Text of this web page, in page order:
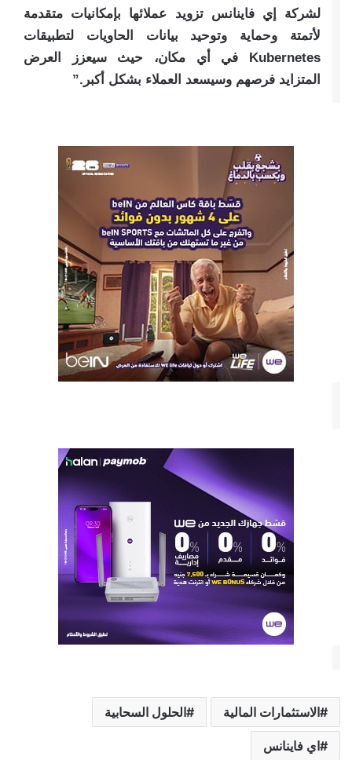
لشركة إي فاينانس تزويد عملائها بإمكانيات متقدمة
لأتمتة وحماية وتوحيد بيانات الحاويات لتطبيقات
Kubernetes في أي مكان، حيث سيعزز العرض
المتزايد فرصهم وسيسعد العملاء بشكل أكبر.”
الاستثمارات المالية الحلول السحابية
اي فاينانس